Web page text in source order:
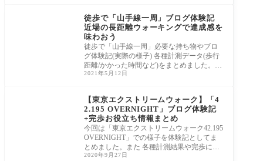
徒歩で「山手線一周」ブログ体験記
近場の長距離ウォーキングで達成感を
味わおう
徒歩で「山手線一周」必要な持ち物やブロ
グ体験記(実際の様子) 各種計測データ(歩行
距離/かかった時間など)をまとめました。し
た様子を写真多めにまとめました。身近な
2021年5月12日
【東京エクストリームウォーク】「4
2.195 OVERNIGHT」ブログ体験記
+完歩お役立ち情報まとめ
今回は「東京エクストリームウォーク42.195
OVERNIGHT」での様子を体験記としてま
とめました。また 各種計測結果や完歩に役
立つ情報(コースの特徴/完歩するためのポイ
2020年9月27日